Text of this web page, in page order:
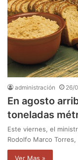
administración 26/
En agosto
toneladas
Este viernes, el
Rodolfo Marco
Ver Mas »